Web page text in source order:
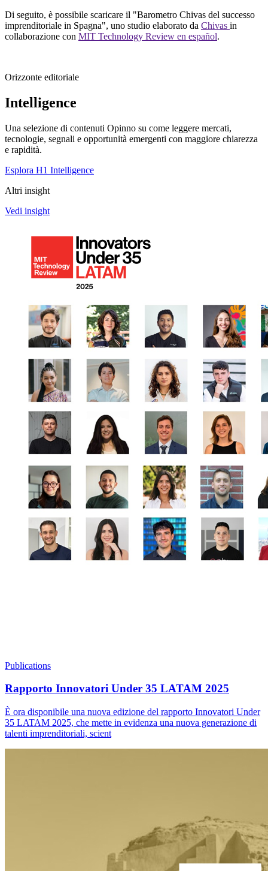
Di seguito, è possibile scaricare il "Barometro Chivas del successo
imprenditoriale in Spagna", uno studio elaborato da Chivas in
collaborazione con MIT Technology Review en español.
Orizzonte editoriale
Intelligence
Una selezione di contenuti Opinno su come leggere mercati,
tecnologie, segnali e opportunità emergenti con maggiore chiarezza
e rapidità.
Esplora H1 Intelligence
Altri insight
Vedi insight
Publications
Rapporto Innovatori Under 35 LATAM 2025
È ora disponibile una nuova edizione del rapporto Innovatori Under
35 LATAM 2025, che mette in evidenza una nuova generazione di
talenti imprenditoriali, scient